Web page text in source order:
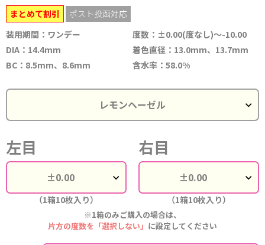
まとめて割引
ポスト投函対応
装用期間：ワンデー
度数：±0.00(度なし)～-10.00
DIA：14.4mm
着色直径：13.0mm、13.7mm
BC：8.5mm、8.6mm
含水率：58.0%
左目
（1箱10枚入り）
右目
（1箱10枚入り）
※1箱のみご購入の場合は、
片方の度数を「選択しない」 に設定してください